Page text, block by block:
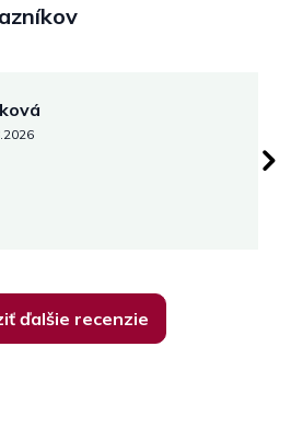
je 5 z 5 hviezdičiek.
ďalšie recenzie